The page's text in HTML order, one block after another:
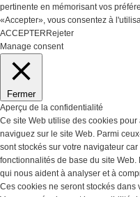
pertinente en mémorisant vos
«Accepter», vous consentez à
ACCEPTER Rejeter
Manage consent
Fermer
Aperçu de la confidentialité
Ce site Web utilise des cookies
naviguez sur le site Web. Parmi
sont stockés sur votre navigateur
fonctionnalités de base du site
qui nous aident à analyser et à
Ces cookies ne seront stockés